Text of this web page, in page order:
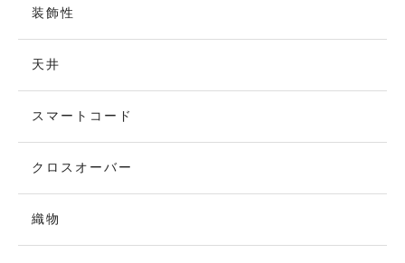
装飾性
天井
スマートコード
クロスオーバー
織物